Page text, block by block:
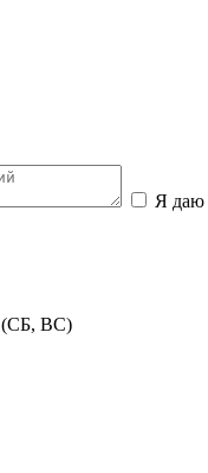
Я даю
(СБ, ВС)